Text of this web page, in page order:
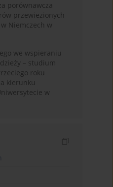
porównawcza
przewiezionych
Niemczech w
we wspieraniu
– studium
roku
kierunku
w